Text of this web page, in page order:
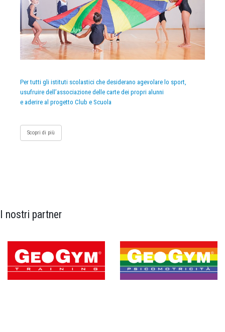
Per tutti gli istituti scolastici che desiderano agevolare lo sport,
usufruire dell’associazione delle carte dei propri alunni
e aderire al progetto Club e Scuola
Scopri di più
I nostri partner